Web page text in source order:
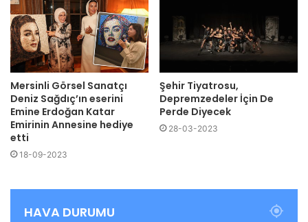
Mersinli Görsel Sanatçı
Deniz Sağdıç’ın eserini
Emine Erdoğan Katar
Emirinin Annesine hediye
etti
18-09-2023
Şehir Tiyatrosu,
Depremzedeler İçin De
Perde Diyecek
28-03-2023
HAVA DURUMU